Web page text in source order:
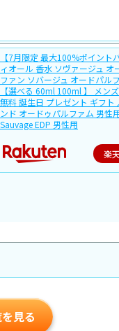
【7月限定 最大100%ポイント
ィオール 香水 ソヴァージュ オ
ファン ソバージュ オードパル
【選べる 60ml 100ml 】 メン
無料 誕生日 プレゼント ギフト
ンド オードゥパルファム 男性
Sauvage EDP 男性用
楽
見る